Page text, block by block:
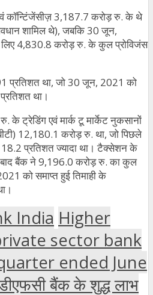
कॉन्टिंजेंसीज़ 3,187.7 करोड़ रु. के थे
शामिल थे), जबकि 30 जून,
लिए 4,830.8 करोड़ रु. के कुल प्रोविजंस
प्रतिशत था, जो 30 जून, 2021 को
था।
के ट्रेडिंग एवं मार्क टू मार्केट नुकसानों
12,180.1 करोड़ रु. था, जो पिछले
18.2 प्रतिशत ज्यादा था। टैक्सेशन के
बैंक ने 9,196.0 करोड़ रु. का कुल
को समाप्त हुई तिमाही के
India Higher
sector bank
ended June
बैंक के शुद्ध लाभ